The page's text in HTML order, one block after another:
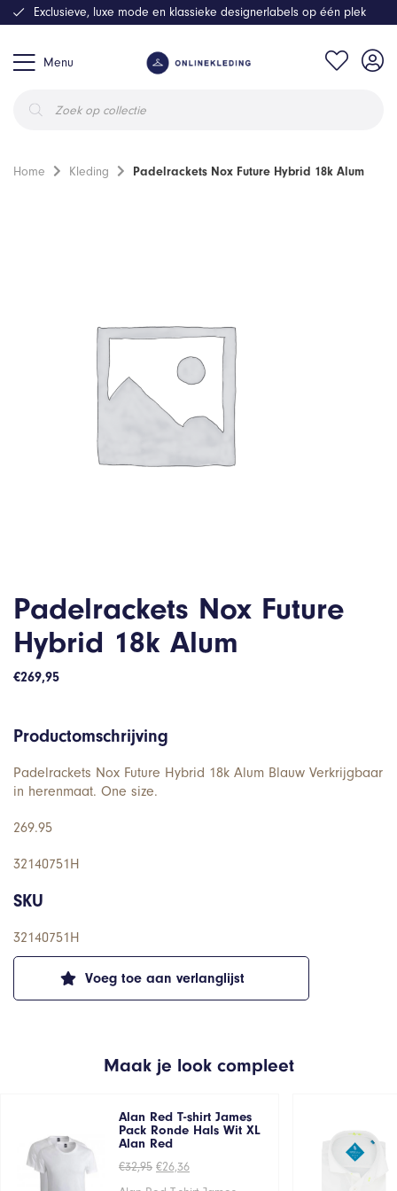
Menu
zoeken
Exclusieve, luxe mode en klassieke designerlabels op één plek
Home Kleding Padelrackets Nox Future Hybrid 18k Alum
Padelrackets Nox Future
Hybrid 18k Alum
€269,95
Voeg toe aan verlanglijst
Productomschrijving
Padelrackets Nox Future Hybrid 18k Alum Blauw Verkrijgbaar
in herenmaat. One size.
269.95
32140751H
SKU
32140751H
Maak je look compleet
Alan Red T-shirt James
Pack Ronde Hals Wit XL
Alan Red
€32,95 Oorspronkelijke
€26,36Huidige